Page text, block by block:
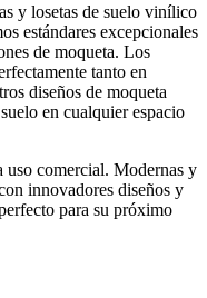
y losetas de suelo vinílico
estándares excepcionales
de moqueta. Los
tanto en
diseños de moqueta
en cualquier espacio
uso comercial. Modernas y
innovadores diseños y
para su próximo